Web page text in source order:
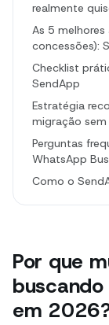
realmente
As 5
concessões):
Checklist
SendApp
Estratégia
migração sem
Perguntas
WhatsApp
Como o
Por que
em